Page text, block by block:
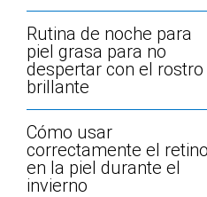
Rutina de noche para
piel grasa para no
despertar con el rostro
brillante
Cómo usar
correctamente el
en la piel durante el
invierno